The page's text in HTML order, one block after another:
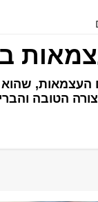
הסגר. לקראת
הטובה